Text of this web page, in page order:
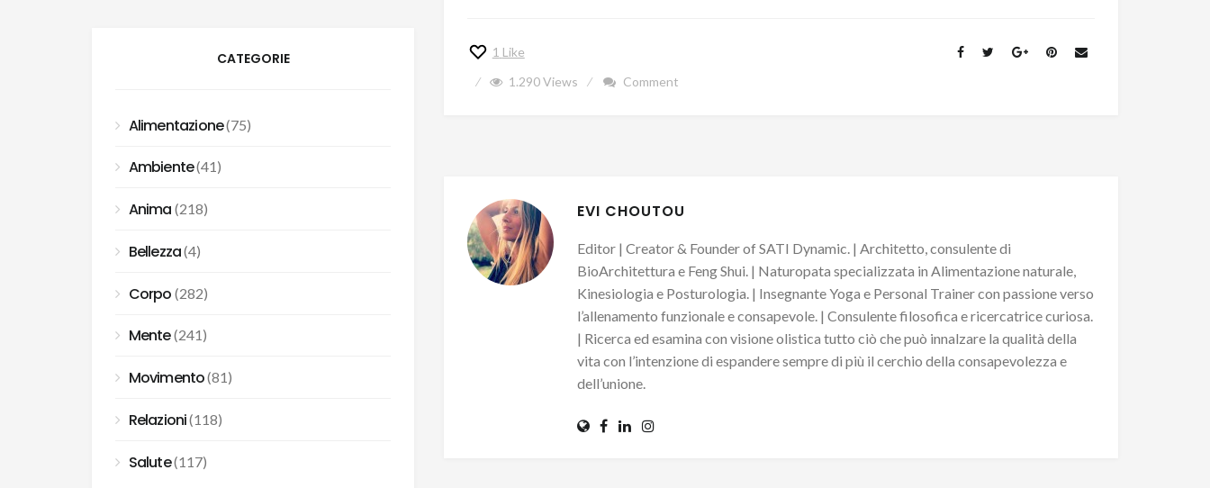
1 Like
1.290Views Comment
EVI CHOUTOU
Editor | Creator & Founder of SATI Dynamic. | Architetto, consulente di
BioArchitettura e Feng Shui. | Naturopata specializzata in Alimentazione naturale,
Kinesiologia e Posturologia. | Insegnante Yoga e Personal Trainer con passione verso
l’allenamento funzionale e consapevole. | Consulente filosofica e ricercatrice curiosa.
| Ricerca ed esamina con visione olistica tutto ciò che può innalzare la qualità della
vita con l’intenzione di espandere sempre di più il cerchio della consapevolezza e
dell’unione.
CATEGORIE
Alimentazione(75)
Ambiente(41)
Anima (218)
Bellezza(4)
Corpo (282)
Mente(241)
Movimento(81)
Relazioni(118)
Salute(117)